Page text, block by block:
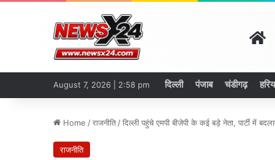
August 7, 2026 | 2:58 pm दिल्ली पंजाब चंडीगढ़
Home /राजनीति /दिल्ली पहुंचे एमपी बीजेपी के कई बड़े नेता, पार्टी में
राजनीति